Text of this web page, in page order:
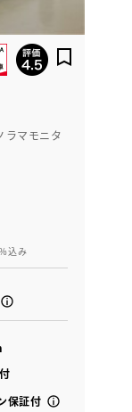
ラマモニタ
込み
保証付